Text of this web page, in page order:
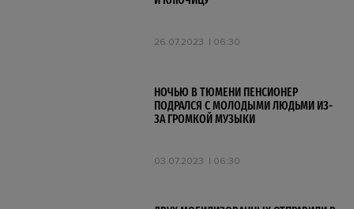
26.07.2023 06:30
НОЧЬЮ В ТЮМЕНИ ПЕНСИОНЕР
ПОДРАЛСЯ С МОЛОДЫМИ ЛЮДЬМИ ИЗ-
ЗА ГРОМКОЙ МУЗЫКИ
03.07.2023 06:30